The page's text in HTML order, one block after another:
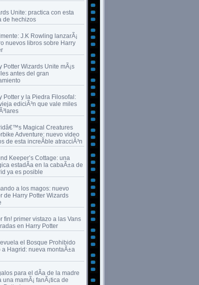
Unite: practica con esta
de hechizos
J.K Rowling lanzarÃ¡
nuevos libros sobre Harry
Potter Wizards Unite mÃ¡s
antes del gran
Potter y la Piedra Filosofal:
ediciÃ³n que vale miles
Magical Creatures
Adventure: nuevo video
de esta increÃ­ble atracciÃ³n
Keeper’s Cottage: una
estadÃ­a en la cabaÃ±a de
ya es posible
a los magos: nuevo
de Harry Potter Wizards
fin! primer vistazo a las Vans
en Harry Potter
el Bosque Prohibido
a Hagrid: nueva montaÃ±a
para el dÃ­a de la madre
una mamÃ¡ fanÃ¡tica de